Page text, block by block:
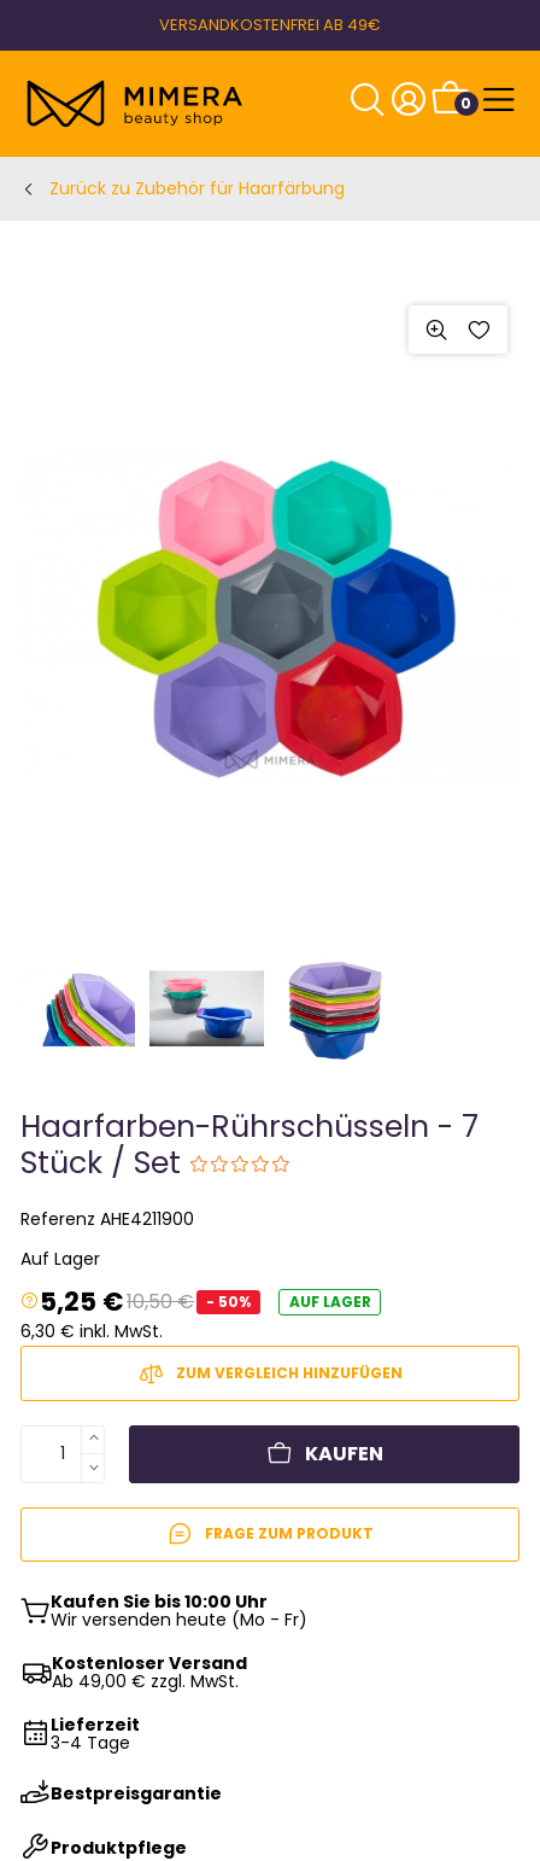
VERSANDKOSTENFREI AB 49€
0
Zurück zu Zubehör für Haarfärbung
Haarfarben-Rührschüsseln - 7
Stück / Set
ReferenzAHE4211900
Auf Lager
5,25 €10,50 € - 50% AUF LAGER
6,30 € inkl. MwSt.
ZUM VERGLEICH HINZUFÜGEN
KAUFEN
FRAGE ZUM PRODUKT
Kaufen Sie bis 10:00 Uhr
Wir versenden heute (Mo - Fr)
Kostenloser Versand
Ab 49,00 € zzgl. MwSt.
Lieferzeit
3-4 Tage
Bestpreisgarantie
Produktpflege